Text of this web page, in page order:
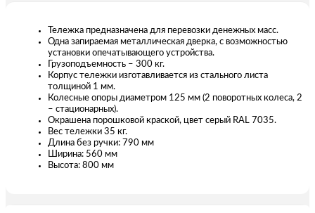
Тележка предназначена для перевозки денежных масс.
Одна запираемая металлическая дверка, с возможностью
установки опечатывающего устройства.
Грузоподъемность – 300 кг.
Корпус тележки изготавливается из стального листа
толщиной 1 мм.
Колесные опоры диаметром 125 мм (2 поворотных колеса, 2
– стационарных).
Окрашена порошковой краской, цвет серый RAL 7035.
Вес тележки 35 кг.
Длина без ручки: 790 мм
Ширина: 560 мм
Высота: 800 мм